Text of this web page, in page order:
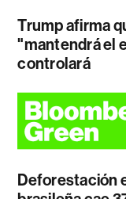
Trump afirma
"mantendrá el
controlará
Deforestación